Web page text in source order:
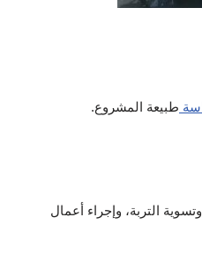
طبيعة المشروع.
التربة، وإجراء أعمال